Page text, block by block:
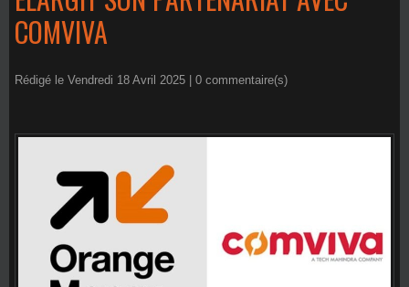
COMVIVA
Rédigé le Vendredi 18 Avril 2025 | 0 commentaire(s)